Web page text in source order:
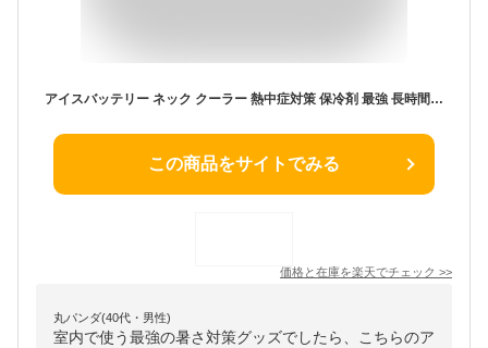
アイスバッテリー ネック クーラー 熱中症対策 保冷剤 最強 長時間 手のひら冷却 首用 手用 アイスバッテリーフレッシュ ひんやりグッズ 高機能保冷剤 暑さ対策 猛暑対策 熱中症対策グッズ 夏 涼しい 冷却 部活動
この商品をサイトでみる
価格と在庫を楽天でチェック >>
丸パンダ(40代・男性)
室内で使う最強の暑さ対策グッズでしたら、こちらのア